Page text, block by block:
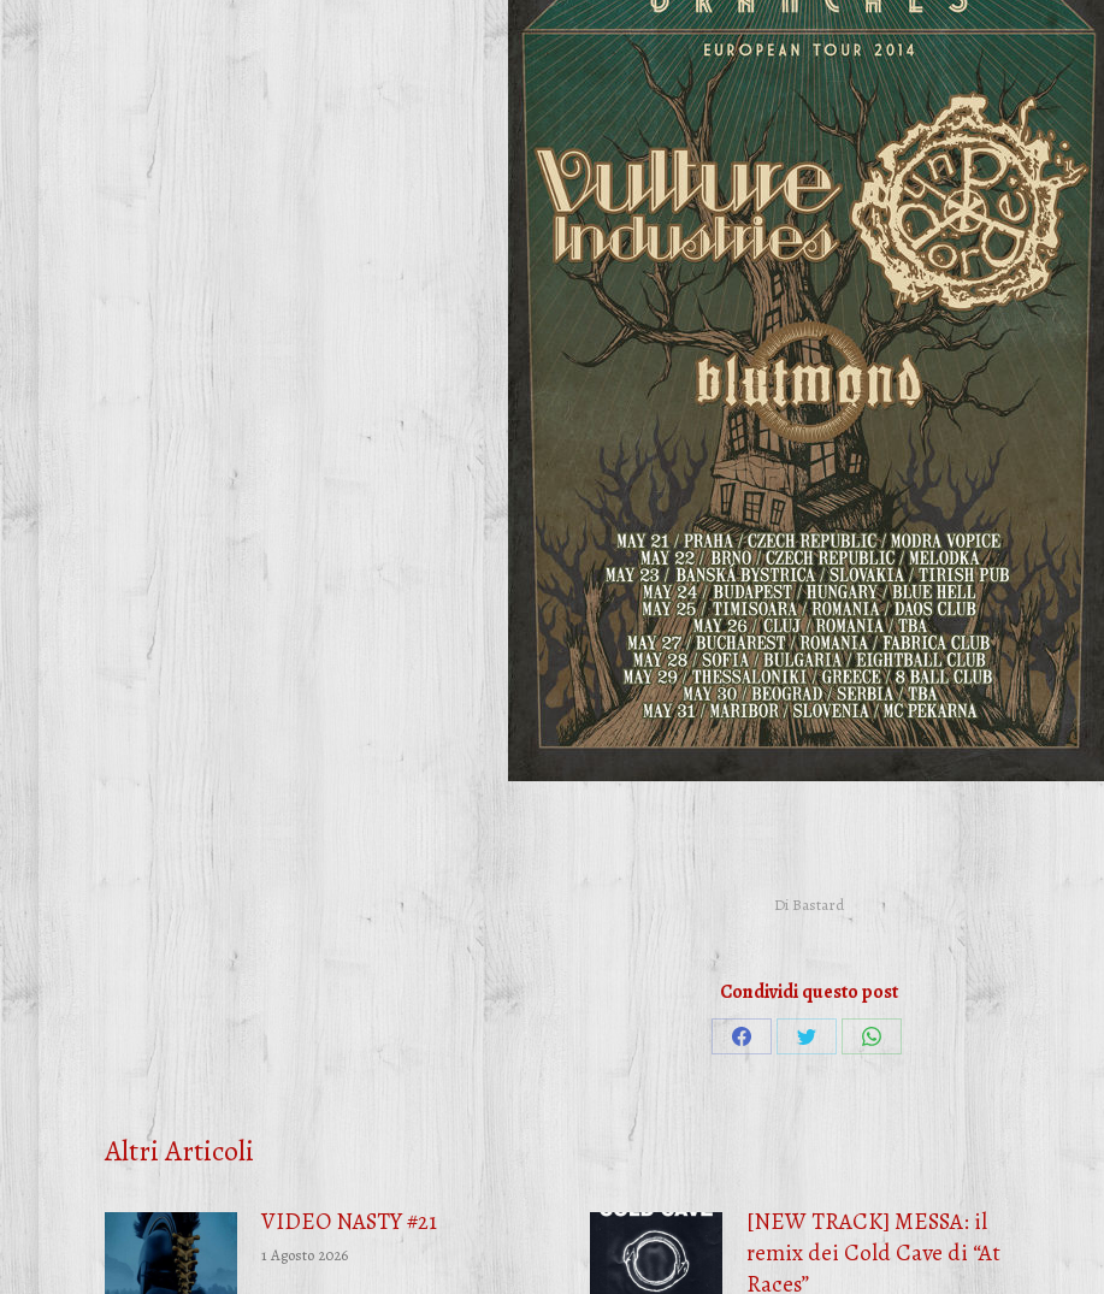
Di Bastard
Condividi questo post
CondividiCondividiCondividi
Altri Articoli
VIDEO NASTY #21
1 Agosto 2026
[NEW TRACK] MESSA: il
remix dei Cold Cave di “At
Races”